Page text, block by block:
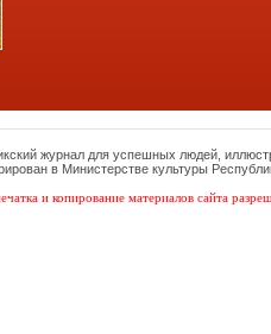
журнал для успешных людей,
в Министерстве культуры
и копирование материалов сайта